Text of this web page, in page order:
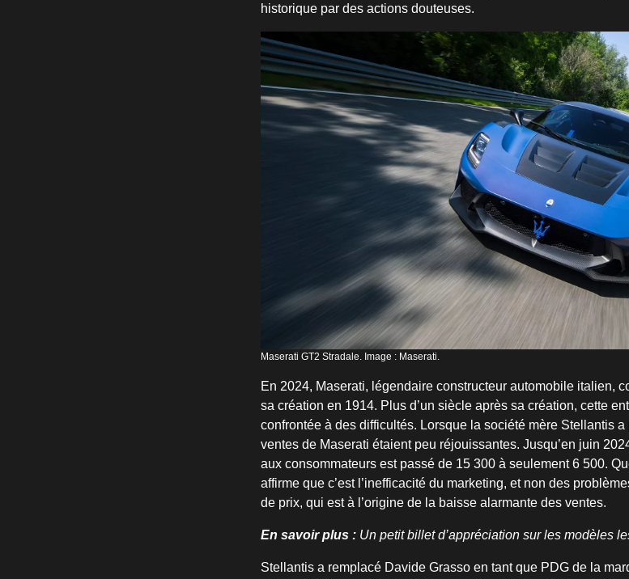
historique par des actions douteuses.
Maserati GT2 Stradale. Image : Maserati.
En 2024, Maserati, légendaire constructeur automobile italien,
sa création en 1914. Plus d’un siècle après sa création, cette
confrontée à des difficultés. Lorsque la société mère Stellantis
ventes de Maserati étaient peu réjouissantes. Jusqu’en juin
aux consommateurs est passé de 15 300 à seulement 6 500.
affirme que c’est l’inefficacité du marketing, et non des
de prix, qui est à l’origine de la baisse alarmante des ventes.
En savoir plus : Un petit billet d’appréciation sur les modèles
Stellantis a remplacé Davide Grasso en tant que PDG de la